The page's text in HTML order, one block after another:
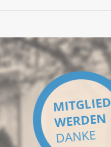
MITGLIED
WERDEN
DANKE